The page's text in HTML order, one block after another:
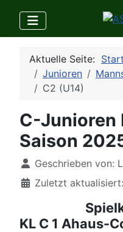
Aktuelle Seite:
Junioren
C2 (U14)
C-Junioren
Saison
Details
Geschrieben von:
Zuletzt
KL C 1 Ahaus-